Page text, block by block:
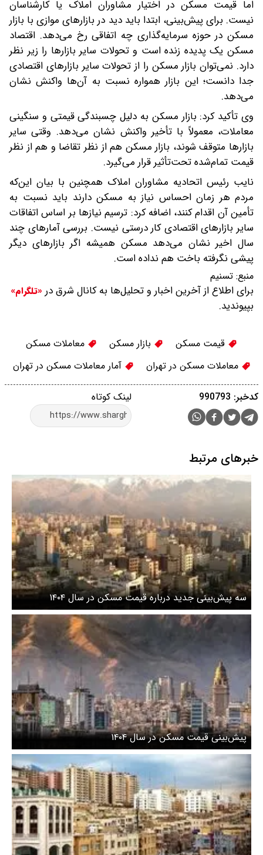
اما قیمت مسکن در اختیار مشاوران املاک یا کارشناسان
نیست. برای پیش‌بینی، ابتدا باید دید در بازارهای موازی با بازار
مسکن در حوزه سرمایه‌گذاری چه اتفاقی رخ می‌دهد. اقتصاد
مسکن یک پدیده زنده است و تحولات سایر بازارها را زیر نظر
دارد. نمی‌توان بازار مسکن را از تحولات سایر بازارهای اقتصادی
جدا دانست؛ این بازار همواره نسبت به آن‌ها واکنش نشان
می‌دهد.
وی تأکید کرد: بازار مسکن به دلیل چسبندگی قیمتی و سنگینی
معاملات، معمولاً با تأخیر واکنش نشان می‌دهد. وقتی سایر
بازارها متوقف شوند، بازار مسکن هم از نظر تقاضا و هم از نظر
قیمت تمام‌شده تحت‌تأثیر قرار می‌گیرد.
نایب رئیس اتحادیه مشاوران املاک همچنین با بیان این‌که
مردم هر زمان احساس نیاز به مسکن دارند باید نسبت به
تأمین آن اقدام کنند، اضافه کرد: ترسیم نیازها بر اساس اتفاقات
سایر بازارهای اقتصادی کار درستی نیست. بررسی آمارهای چند
سال اخیر نشان می‌دهد مسکن همیشه اگر بازارهای دیگر
پیشی نگرفته باخت هم نداده است.
منبع: تسنیم
برای اطلاع از آخرین اخبار و تحلیل‌ها به کانال شرق در «تلگرام»
بپیوندید.
قیمت مسکن بازار مسکن
معاملات مسکن
معاملات مسکن در تهران
آمار معاملات مسکن در تهران
لینک کوتاه کدخبر: 990793
خبرهای مرتبط
سه پیش‌بینی جدید درباره قیمت مسکن در سال ۱۴۰۴
پیش‌بینی قیمت مسکن در سال ۱۴۰۴